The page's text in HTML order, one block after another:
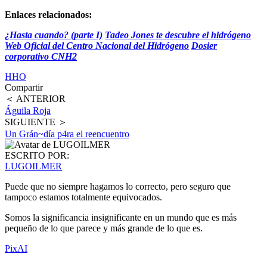
Enlaces relacionados:
¿Hasta cuando? (parte I) Tadeo Jones te descubre el hidrógeno
Web Oficial del Centro Nacional del Hidrógeno Dosier
corporativo CNH2
HHO
Compartir
＜ ANTERIOR
Águila Roja
SIGUIENTE ＞
Un Grán~día p4ra el reencuentro
ESCRITO POR:
LUGOILMER
Puede que no siempre hagamos lo correcto, pero seguro que
tampoco estamos totalmente equivocados.
Somos la significancia insignificante en un mundo que es más
pequeño de lo que parece y más grande de lo que es.
PixAI